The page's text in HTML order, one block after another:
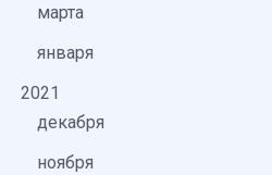
марта
января
2021
декабря
ноября